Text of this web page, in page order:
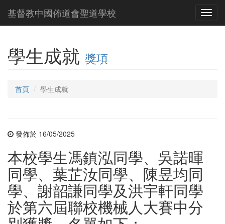
基督教中國佈道會聖道學校
學生成就 獎項
首頁 學生成就
發佈於 16/05/2025
本校學生馮鎮泓同學、吳諾暉
同學、葉芷汝同學、陳昱均同
學、謝韶謙同學及洪宇軒同學
於第六屆聯校機械人大賽中分